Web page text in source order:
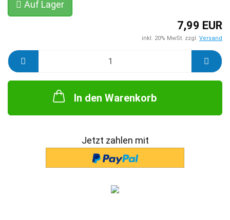
Auf Lager
7,99 EUR
inkl. 20% MwSt. zzgl. Versand
In den Warenkorb
Jetzt zahlen mit